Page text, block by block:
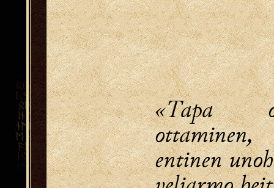
«Tapa
ottaminen,
entinen